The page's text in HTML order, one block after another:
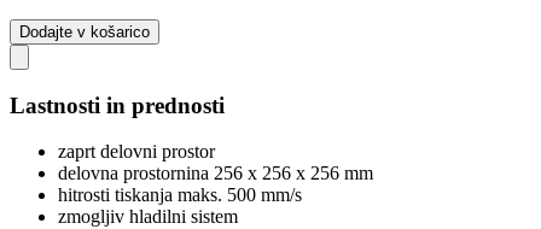
Dodajte v košarico
Lastnosti in prednosti
zaprt delovni prostor
delovna prostornina 256 x 256 x 256 mm
hitrosti tiskanja maks. 500 mm/s
zmogljiv hladilni sistem